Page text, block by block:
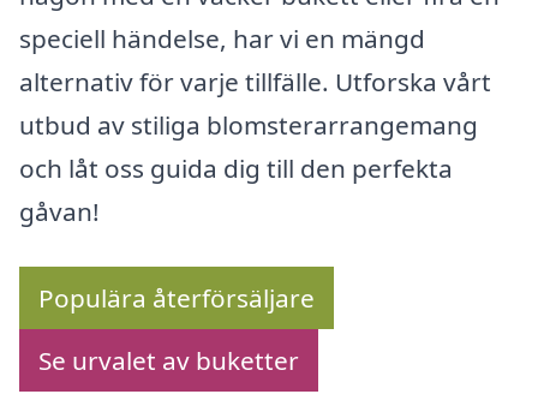
speciell händelse, har vi en mängd
alternativ för varje tillfälle. Utforska vårt
utbud av stiliga blomsterarrangemang
och låt oss guida dig till den perfekta
gåvan!
Populära återförsäljare
Se urvalet av buketter